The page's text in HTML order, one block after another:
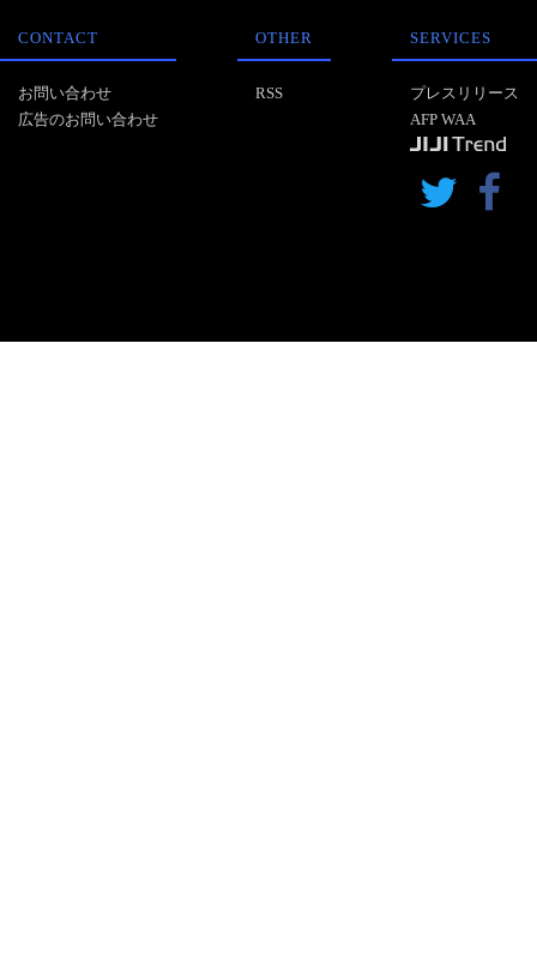
CONTACT
お問い合わせ
広告のお問い合わせ
OTHER
RSS
SERVICES
プレスリリース
AFP WAA